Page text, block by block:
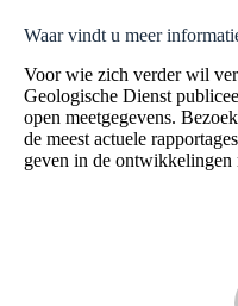
Waar vindt u meer
Voor wie zich verder wil
Geologische Dienst
open meetgegevens.
de meest actuele
geven in de ontwikkelingen